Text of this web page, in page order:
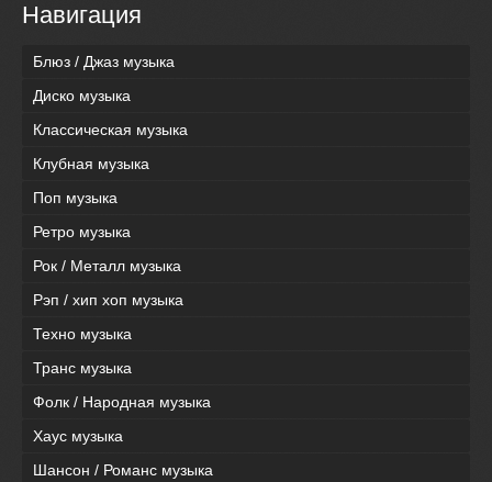
Навигация
Блюз / Джаз музыка
Диско музыка
Классическая музыка
Клубная музыка
Поп музыка
Ретро музыка
Рок / Металл музыка
Рэп / хип хоп музыка
Техно музыка
Транс музыка
Фолк / Народная музыка
Хаус музыка
Шансон / Романс музыка